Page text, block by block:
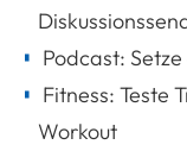
Podcast:
Fitness: Teste
Workout